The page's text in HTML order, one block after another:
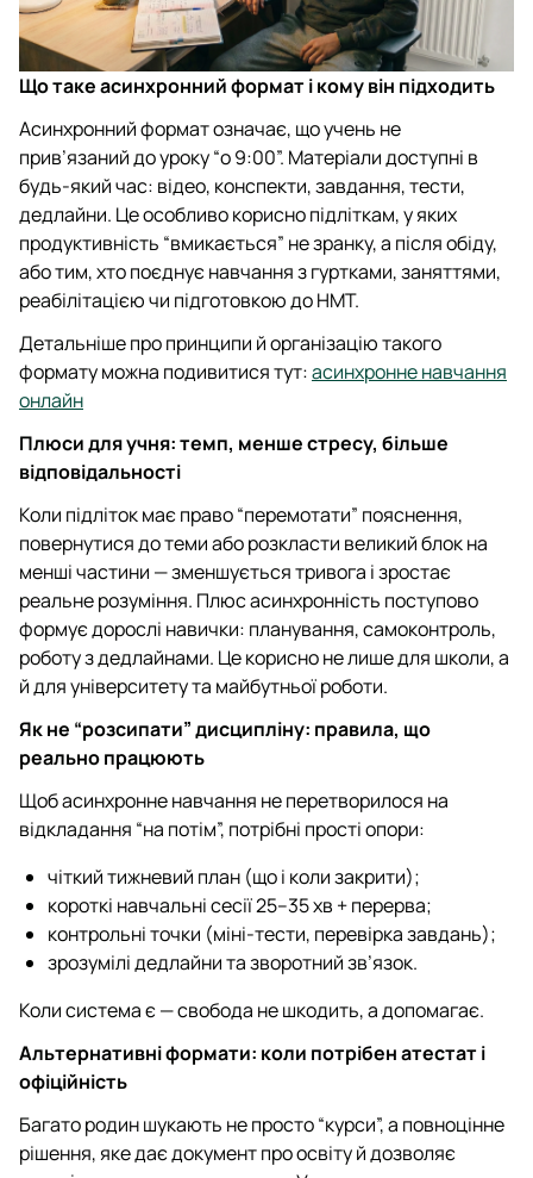
Що таке асинхронний формат і кому він підходить
Асинхронний формат означає, що учень не
прив’язаний до уроку “о 9:00”. Матеріали доступні в
будь-який час: відео, конспекти, завдання, тести,
дедлайни. Це особливо корисно підліткам, у яких
продуктивність “вмикається” не зранку, а після обіду,
або тим, хто поєднує навчання з гуртками, заняттями,
реабілітацією чи підготовкою до НМТ.
Детальніше про принципи й організацію такого
формату можна подивитися тут:асинхронне навчання
онлайн
Плюси для учня: темп, менше стресу, більше
відповідальності
Коли підліток має право “перемотати” пояснення,
повернутися до теми або розкласти великий блок на
менші частини — зменшується тривога і зростає
реальне розуміння. Плюс асинхронність поступово
формує дорослі навички: планування, самоконтроль,
роботу з дедлайнами. Це корисно не лише для школи, а
й для університету та майбутньої роботи.
Як не “розсипати” дисципліну: правила, що
реально працюють
Щоб асинхронне навчання не перетворилося на
відкладання “на потім”, потрібні прості опори:
чіткий тижневий план (що і коли закрити);
короткі навчальні сесії 25–35 хв + перерва;
контрольні точки (міні-тести, перевірка завдань);
зрозумілі дедлайни та зворотний зв’язок.
Коли система є — свобода не шкодить, а допомагає.
Альтернативні формати: коли потрібен атестат і
офіційність
Багато родин шукають не просто “курси”, а повноцінне
рішення, яке дає документ про освіту й дозволяє